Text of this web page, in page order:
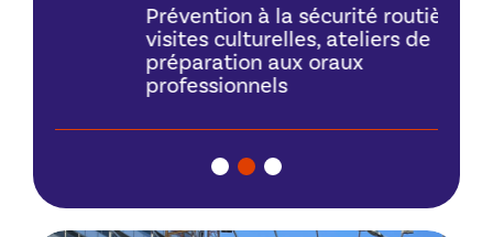
Prévention à la sécurité routière,
visites culturelles, ateliers de
préparation aux oraux
professionnels